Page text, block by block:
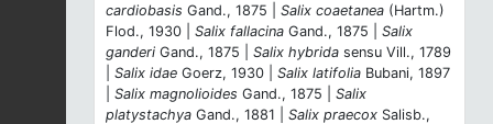
cardiobasis Gand., 1875 | Salix coaetanea (Hartm.)
Flod., 1930 | Salix fallacina Gand., 1875 | Salix
ganderi Gand., 1875 | Salix hybrida sensu Vill., 1789
Salix idae Goerz, 1930 | Salix latifolia Bubani, 1897
Salix magnolioides Gand., 1875 | Salix
platystachya Gand., 1881 | Salix praecox Salisb.,